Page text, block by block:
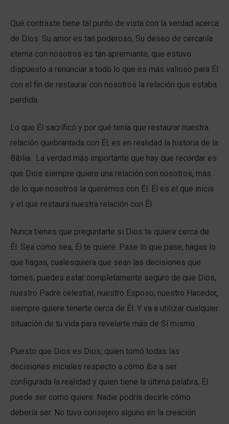
Qué contraste tiene tal punto de vista con la verdad acerca
de Dios. Su amor es tan poderoso, Su deseo de cercanía
eterna con nosotros es tan apremiante, que estuvo
dispuesto a renunciar a todo lo que es más valioso para Él
con el fin de restaurar con nosotros la relación que estaba
perdida.
Lo que Él sacrificó y por qué tenía que restaurar nuestra
relación quebrantada con Él, es en realidad la historia de la
Biblia. La verdad más importante que hay que recordar es
que Dios siempre quiere una relación con nosotros, más
de lo que nosotros la queremos con Él. Él es el que inicia
y el que restaura nuestra relación con Él.
Nunca tienes que preguntarte si Dios te quiere cerca de
Él. Sea como sea, Él te quiere. Pase lo que pase, hagas lo
que hagas, cualesquiera que sean las decisiones que
tomes, puedes estar completamente seguro de que Dios,
nuestro Padre celestial, nuestro Esposo, nuestro Hacedor,
siempre quiere tenerte cerca de Él. Y va a utilizar cualquier
situación de tu vida para revelarte más de Sí mismo.
Puesto que Dios es Dios, quien tomó todas las
decisiones iniciales respecto a cómo iba a ser
configurada la realidad y quien tiene la última palabra, Él
puede ser como quiere. Nadie podría decirle cómo
debería ser. No tuvo consejero alguno en la creación